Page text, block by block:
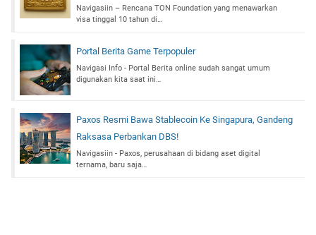
Navigasiin – Rencana TON Foundation yang menawarkan
visa tinggal 10 tahun di…
Portal Berita Game Terpopuler
Navigasi Info - Portal Berita online sudah sangat umum
digunakan kita saat ini…
Paxos Resmi Bawa Stablecoin Ke Singapura, Gandeng
Raksasa Perbankan DBS!
Navigasiin - Paxos, perusahaan di bidang aset digital
ternama, baru saja…